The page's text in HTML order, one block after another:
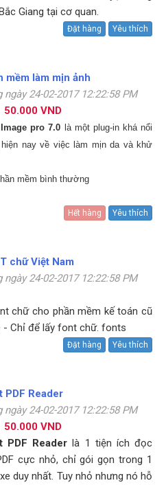
Giang tại cơ quan.
Đặt hàng Yêu thích
mềm làm mịn ảnh
ngày 24-02-2017 12:22:58 PM
50.000 VND
Image pro 7.0 là một plug-in khá nổi
hiện nay về việc làm mịn da và khử
mềm bình thường
Hết hàng Yêu thích
chữ Việt Nam
ngày 24-02-2017 12:22:58 PM
chữ cho phần mềm kế toán cũ
- Chỉ để lấy font chữ. fonts
Đặt hàng Yêu thích
PDF Reader
ngày 24-02-2017 12:22:58 PM
50.000 VND
PDF Reader là 1 tiện ích đọc
cực nhỏ, chỉ gói gọn trong 1
duy nhất. Tuy nhỏ nhưng nó hỗ